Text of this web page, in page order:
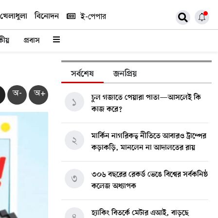
খেলাধুলা বিনোদন ই-পেপার
প্রবাস
অ- অ+
সর্বশেষ জনপ্রিয়
চুল গজাতে পেয়ারা পাতা—আসলেই কি
কাজ করে?
১
মার্কিন নাগরিকত্ব নীতিতে আবারও ট্রাম্পের
কড়াকড়ি, মানলেন না আদালতের রায়
২
৩০৬ বছরের রেকর্ড ভেঙে বিশ্বের সর্বকনিষ্ঠ
কলেজ অধ্যাপক
৩
হ্যাকিং বিতর্কে মেটার এআই, বাড়ছে